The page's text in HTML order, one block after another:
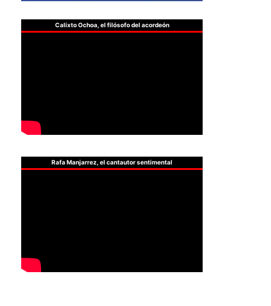
Calixto Ochoa, el filósofo del acordeón
Rafa Manjarrez, el cantautor sentimental